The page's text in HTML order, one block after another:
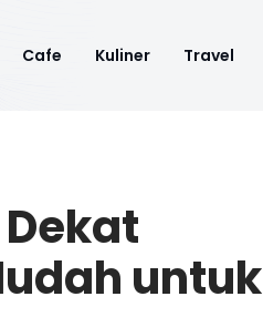
Cafe Kuliner Travel
untuk